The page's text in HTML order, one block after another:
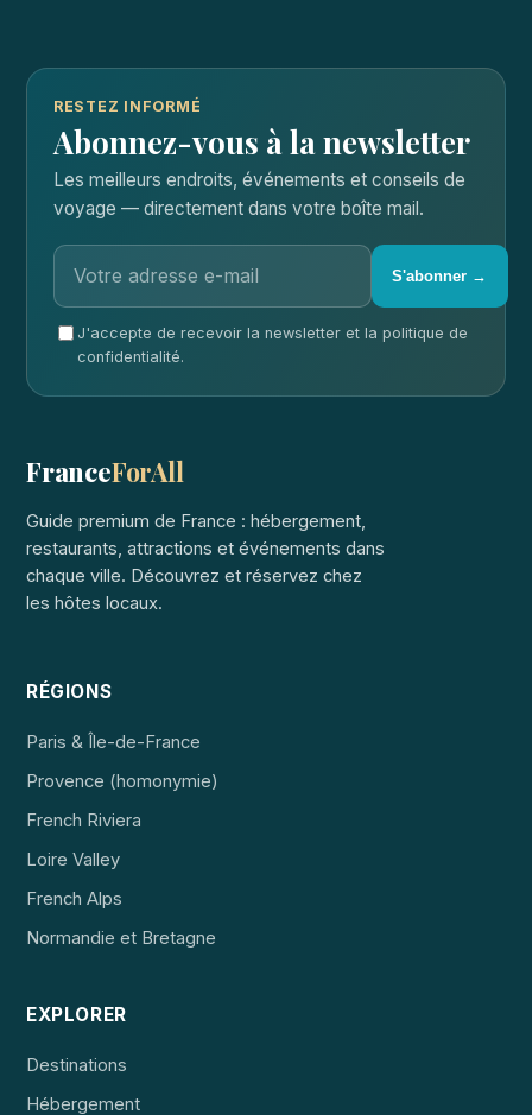
RESTEZ INFORMÉ
Abonnez-vous à la newsletter
Les meilleurs endroits, événements et conseils de
voyage — directement dans votre boîte mail.
S'abonner →
J'accepte de recevoir la newsletter et la politique de
confidentialité.
FranceForAll
Guide premium de France : hébergement,
restaurants, attractions et événements dans
chaque ville. Découvrez et réservez chez
les hôtes locaux.
RÉGIONS
Paris & Île-de-France
Provence (homonymie)
French Riviera
Loire Valley
French Alps
Normandie et Bretagne
EXPLORER
Destinations
Hébergement